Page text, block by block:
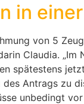
in
von 5
Claudia.
spätestens
des Antrags zu
unbedingt